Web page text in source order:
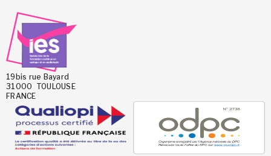
19bis rue Bayard
31000 TOULOUSE
FRANCE